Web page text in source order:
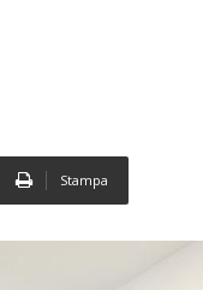
Stampa